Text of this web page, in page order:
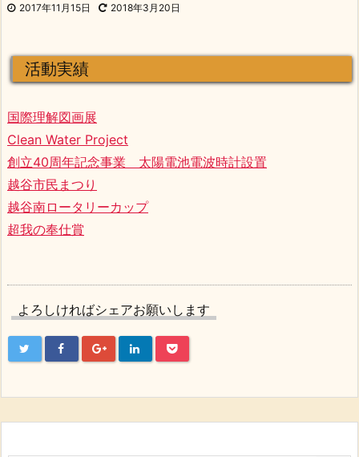
2017年11月15日 2018年3月20日
活動実績
国際理解図画展
Clean Water Project
創立40周年記念事業 太陽電池電波時計設置
越谷市民まつり
越谷南ロータリーカップ
超我の奉仕賞
よろしければシェアお願いします